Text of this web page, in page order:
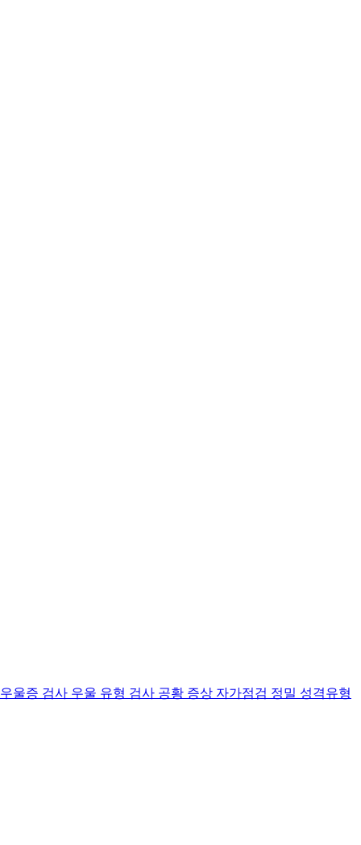
울증 검사 우울 유형 검사 공황 증상 자가점검 정밀 성격유형